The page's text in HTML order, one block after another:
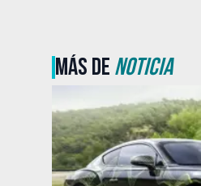
MÁS DENOTICIA